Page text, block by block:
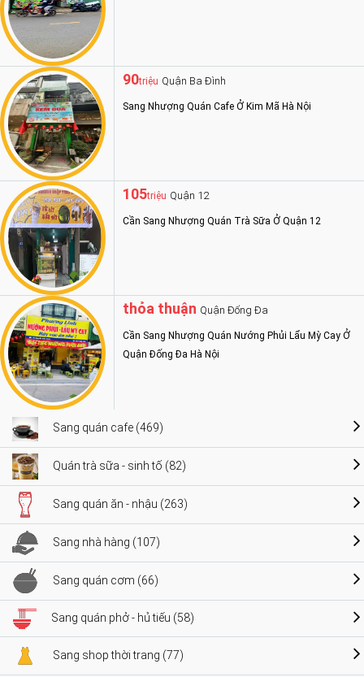
90triệu Quận Ba Đình
Sang Nhượng Quán Cafe Ở Kim Mã Hà Nội
105triệu Quận 12
Cần Sang Nhượng Quán Trà Sữa Ở Quận 12
thỏa thuận Quận Đống Đa
Cần Sang Nhượng Quán Nướng Phủi Lẩu Mỳ Cay Ở
Quận Đống Đa Hà Nội
Sang quán cafe (469)
Quán trà sữa - sinh tố (82)
Sang quán ăn - nhậu (263)
Sang nhà hàng (107)
Sang quán cơm (66)
Sang quán phở - hủ tiếu (58)
Sang shop thời trang (77)